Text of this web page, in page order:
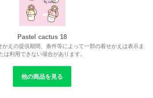
Pastel cactus 18
かえの提供期間、条件等によって一部の着せかえは表示ま
は利用できない場合があります。
他の商品を見る